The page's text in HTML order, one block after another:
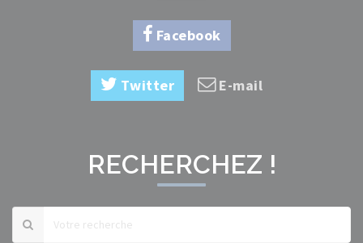
Facebook
Twitter E-mail
RECHERCHEZ !